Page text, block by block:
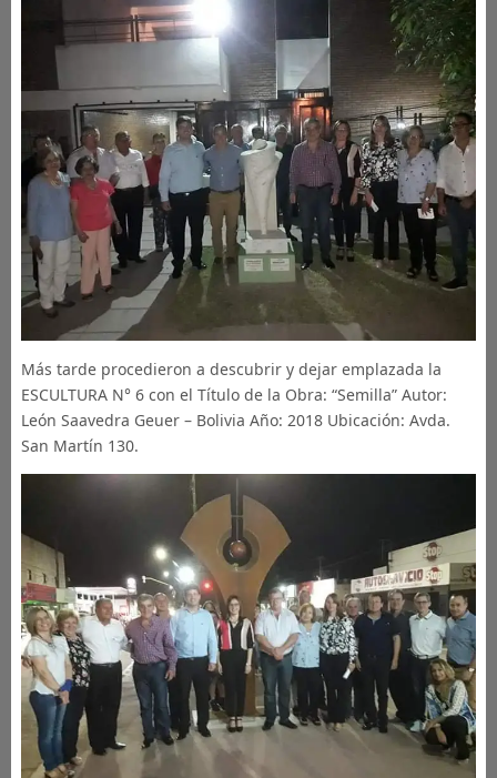
Más tarde procedieron a descubrir y dejar emplazada la
ESCULTURA N° 6 con el Título de la Obra: “Semilla” Autor:
León Saavedra Geuer – Bolivia Año: 2018 Ubicación: Avda.
San Martín 130.